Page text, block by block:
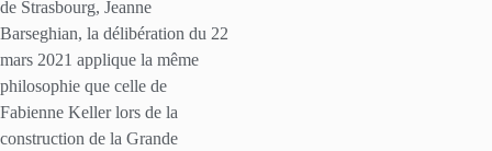
de Strasbourg, Jeanne
Barseghian, la délibération du 22
mars 2021 applique la même
philosophie que celle de
Fabienne Keller lors de la
construction de la Grande